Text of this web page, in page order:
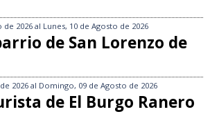
de 2026 al Lunes, 10 de Agosto de 2026
de San Lorenzo de
2026 al Domingo, 09 de Agosto de 2026
de El Burgo Ranero